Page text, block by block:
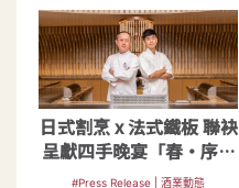
日式割烹 x 法式鐵板 聯袂
呈獻四手晚宴「春‧序」
激盪驚艷新火花
#Press Release | 酒業動態